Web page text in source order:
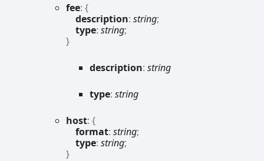
fee: {
description: string;
type: string;
}
description: string
type: string
host: {
format: string;
type: string;
}